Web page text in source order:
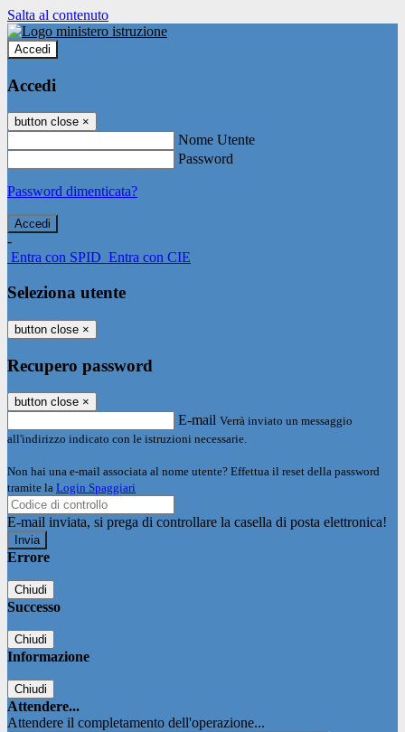
Salta al contenuto
Accedi
Accedi
button close ×
Nome Utente
Password
Password dimenticata?
-
Entra con SPID Entra con CIE
Seleziona utente
button close ×
Recupero password
button close ×
E-mail Verrà inviato un messaggio
all'indirizzo indicato con le istruzioni necessarie.
Non hai una e-mail associata al nome utente? Effettua il reset della password
tramite la Login Spaggiari
E-mail inviata, si prega di controllare la casella di posta elettronica!
Errore
Chiudi
Successo
Chiudi
Informazione
Chiudi
Attendere...
Attendere il completamento dell'operazione...